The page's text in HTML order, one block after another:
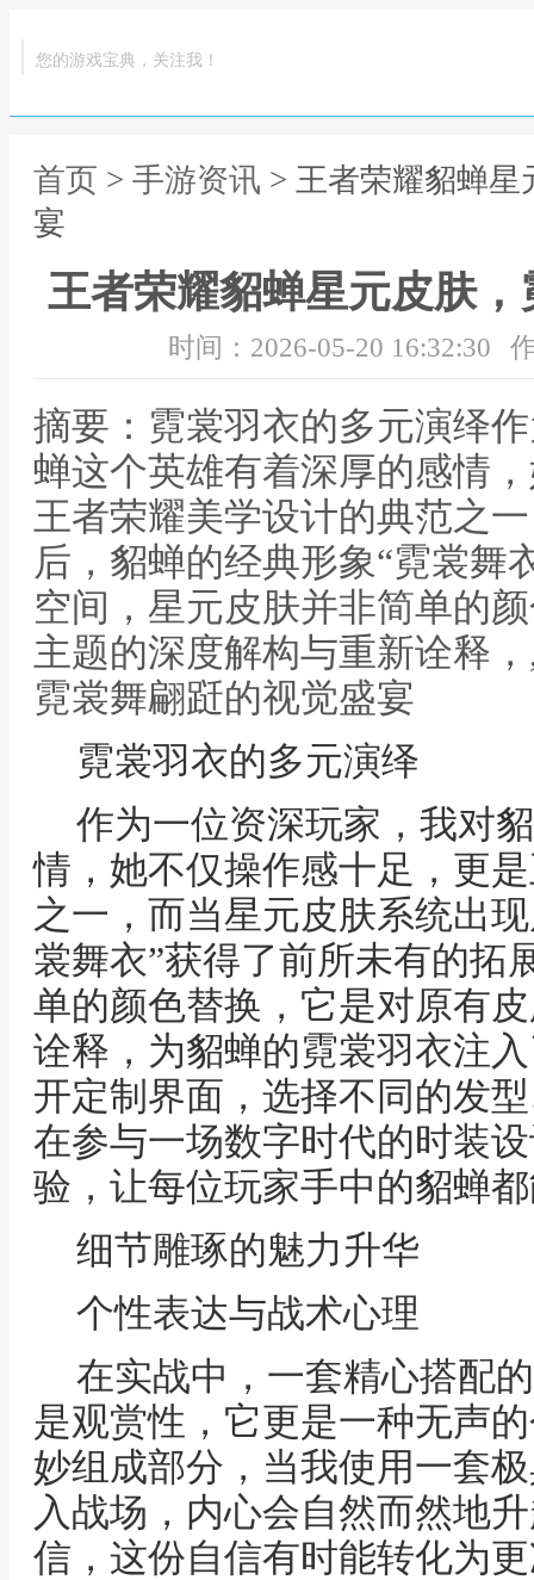
您的游戏宝典，关注我！
首页 > 手游资讯 > 王者荣耀貂蝉
宴
王者荣耀貂蝉星元皮肤
时间：2026-05-20 16:32:30
摘要：霓裳羽衣的多元演绎
蝉这个英雄有着深厚的感情
王者荣耀美学设计的典范之
后，貂蝉的经典形象“霓裳舞
空间，星元皮肤并非简单的
主题的深度解构与重新诠释
霓裳舞翩跹的视觉盛宴
霓裳羽衣的多元演绎
作为一位资深玩家，我对
情，她不仅操作感十足，更
之一，而当星元皮肤系统出
裳舞衣”获得了前所未有的拓
单的颜色替换，它是对原有
诠释，为貂蝉的霓裳羽衣注
开定制界面，选择不同的发
在参与一场数字时代的时装
验，让每位玩家手中的貂蝉
细节雕琢的魅力升华
个性表达与战术心理
在实战中，一套精心搭配
是观赏性，它更是一种无声
妙组成部分，当我使用一套
入战场，内心会自然而然地
信，这份自信有时能转化为